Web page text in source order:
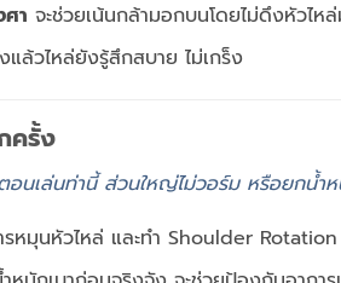
า จะช่วยเน้นกล้ามอกบนโดยไม่ดึงหัวไหล่
แล้วไหล่ยังรู้สึกสบาย ไม่เกร็ง
ครั้ง
นเล่นท่านี้ ส่วนใหญ่ไม่วอร์ม หรือยกน้ำห
หมุนหัวไหล่ และทำ Shoulder Rotation